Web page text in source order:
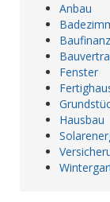
Anbau
Fenster
Hausbau